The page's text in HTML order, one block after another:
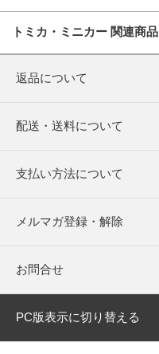
トミカ・ミニカー 関連商品
返品について
配送・送料について
支払い方法について
メルマガ登録・解除
お問合せ
PC版表示に切り替える